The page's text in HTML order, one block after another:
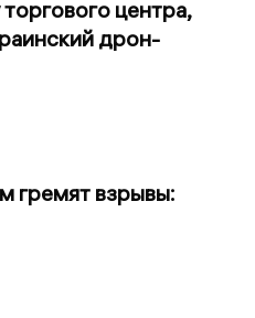
центра,
дрон-
гремят взрывы: